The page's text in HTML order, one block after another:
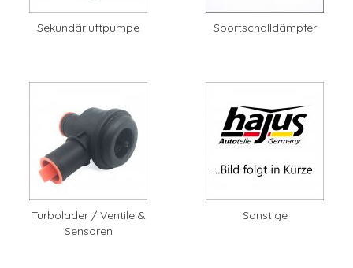
Sekundärluftpumpe Sportschalldämpfer
Turbolader / Ventile &
Sensoren
Sonstige